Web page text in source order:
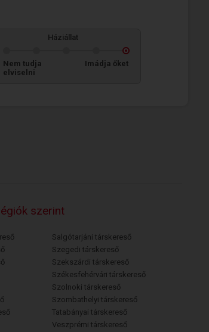
Háziállat
Nem tudja
elviselni
Imádja őket
szerint
Salgótarjáni társkereső
Szegedi társkereső
Szekszárdi társkereső
Székesfehérvári társkereső
Szolnoki társkereső
Szombathelyi társkereső
Tatabányai társkereső
Veszprémi társkereső